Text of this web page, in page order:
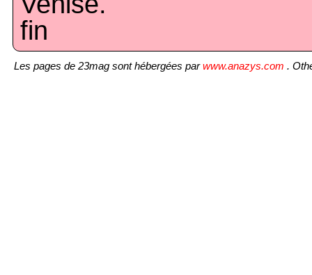
fin
Les pages de 23mag sont hébergées parwww.anazys.com .